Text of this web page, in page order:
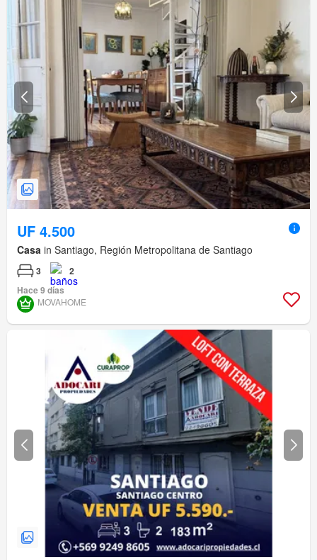
UF 4.500
Casa in Santiago, Región Metropolitana de Santiago
3
2
Hace 9 días
MOVAHOME